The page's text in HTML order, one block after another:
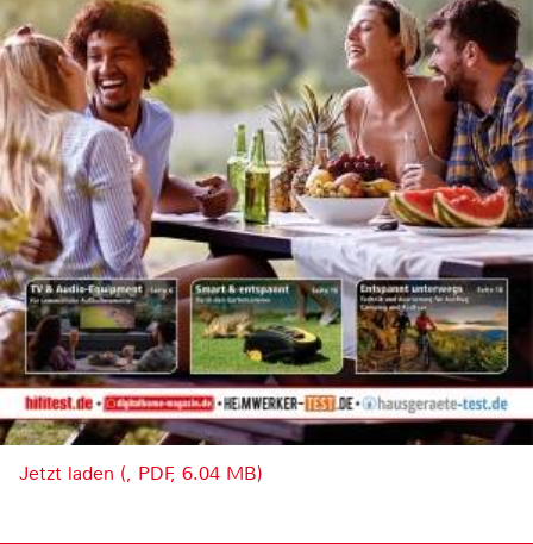
Jetzt laden (, PDF, 6.04 MB)